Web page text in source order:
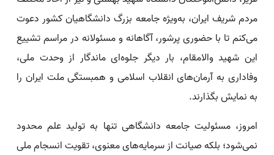
مردم شریف ایران، به‌ویژه جامعه بزرگ دانشگاهیان کشور دعوت
می‌کنم تا با حضوری پرشور، آگاهانه و مسئولانه در مراسم تشییع
این شهید والامقام، بار دیگر جلوه‌ای ماندگار از وحدت ملی،
وفاداری به آرمان‌های انقلاب اسلامی و همبستگی ملت ایران را
به نمایش بگذارند.
امروز، مسئولیت جامعه دانشگاهی تنها به تولید علم محدود
نمی‌شود؛ بلکه صیانت از سرمایه‌های معنوی، تقویت انسجام ملی